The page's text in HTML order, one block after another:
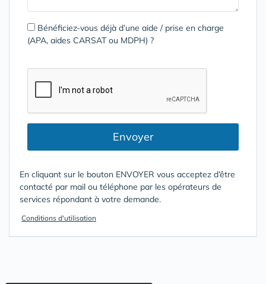
Bénéficiez-vous déjà d’une aide / prise en charge
(APA, aides CARSAT ou MDPH) ?
Envoyer
En cliquant sur le bouton ENVOYER vous acceptez d’être
contacté par mail ou téléphone par les opérateurs de
services répondant à votre demande.
Conditions d'utilisation